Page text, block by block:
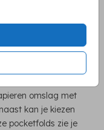
te sluiten. Een
mooie optie.
hebben in onze
omslag met
kan je kiezen
pocketfolds zie je